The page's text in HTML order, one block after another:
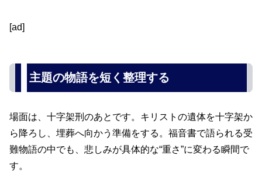
[ad]
主題の物語を短く整理する
場面は、十字架刑のあとです。キリストの遺体を十字架か
ら降ろし、埋葬へ向かう準備をする。福音書で語られる受
難物語の中でも、悲しみが具体的な“重さ”に変わる瞬間で
す。